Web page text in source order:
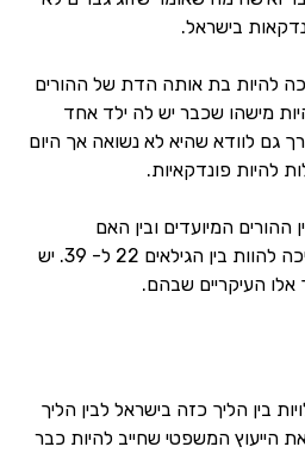
בישראל.
להיות בת אותה הדת של ההורים
מישהו שכבר יש לה ילד אחד
גם לוודא שהיא לא נשואה אך היום
להיות פונדקאיות.
המיועדים ובין האם
הפונדקאית והפונדקאית צריכה להוות בין הגילאים 22 ל- 39. יש
העיקריים שבהם.
בין הליך כזה בישראל לבין הליך
הייעוץ המשפטי שחייב להיות כבר